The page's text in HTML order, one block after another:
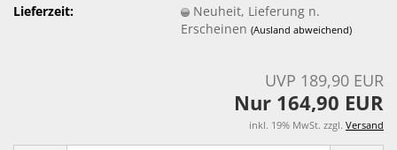
Lieferzeit:
Neuheit, Lieferung n.
Erscheinen(Ausland abweichend)
UVP 189,90 EUR
Nur 164,90 EUR
inkl. 19% MwSt. zzgl. Versand